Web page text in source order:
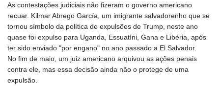
PAB 1.154359
PEN 3.901993
PGK 5.100167
PHP 70.186213
PKR 320.48031
PLN 4.301477
PYG 6866.570722
As contestações judiciais não fizeram o governo americano
recuar. Kilmar Abrego García, um imigrante salvadorenho que se
tornou símbolo da política de expulsões de Trump, neste ano
quase foi expulso para Uganda, Essuatíni, Gana e Libéria, após
ter sido enviado "por engano" no ano passado a El Salvador.
No fim de maio, um juiz americano arquivou as ações penais
contra ele, mas essa decisão ainda não o protege de uma
expulsão.